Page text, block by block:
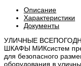
Описание
Характеристики
Документы
УЛИЧНЫЕ
ШКАФЫ МИКсистем
для безопасного
оборудования в